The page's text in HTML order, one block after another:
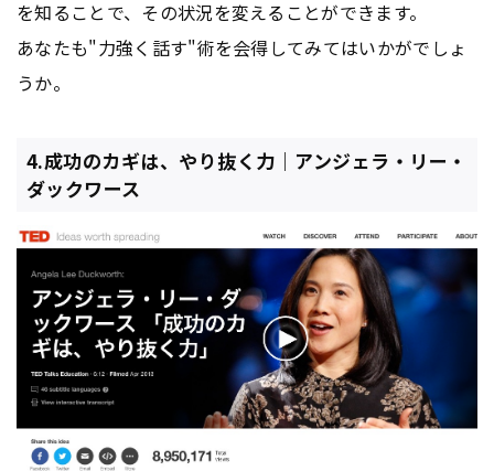
を知ることで、その状況を変えることができます。
あなたも"力強く話す"術を会得してみてはいかがでしょ
うか。
4.成功のカギは、やり抜く力｜アンジェラ・リー・
ダックワース